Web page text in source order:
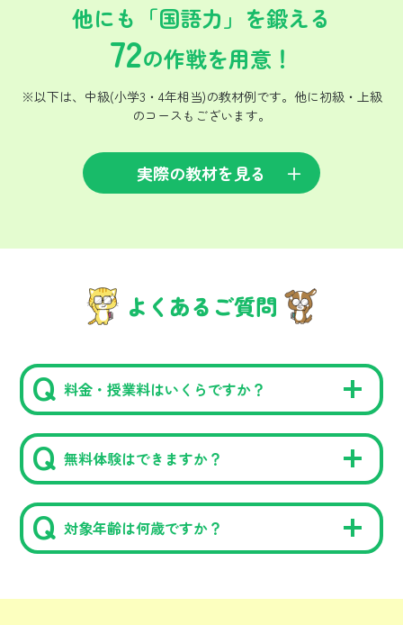
他にも「国語力」を鍛える
72の作戦を用意！
※以下は、中級(小学3・4年相当)の教材例です。他に初級・上級
のコースもございます。
実際の教材を見る
よくあるご質問
料金・授業料はいくらですか？
無料体験はできますか？
対象年齢は何歳ですか？